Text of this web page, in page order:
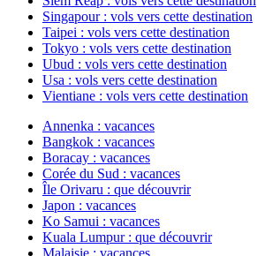
Singapour : vols vers cette destination
Taipei : vols vers cette destination
Tokyo : vols vers cette destination
Ubud : vols vers cette destination
Usa : vols vers cette destination
Vientiane : vols vers cette destination
Annenka : vacances
Bangkok : vacances
Boracay : vacances
Corée du Sud : vacances
Île Orivaru : que découvrir
Japon : vacances
Ko Samui : vacances
Kuala Lumpur : que découvrir